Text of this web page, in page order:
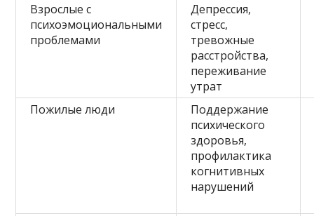
Взрослые с
психоэмоциональными
проблемами
Депрессия,
стресс,
тревожные
расстройства,
переживание
утрат
Пожилые люди
Поддержание
психического
здоровья,
профилактика
когнитивных
нарушений